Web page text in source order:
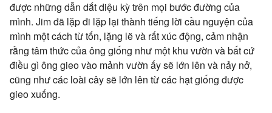
được những dẫn dắt diệu kỳ trên mọi bước đường của
mình. Jim đã lặp đi lặp lại thành tiếng lời cầu nguyện của
mình một cách từ tốn, lặng lẽ và rất xúc động, cảm nhận
rằng tâm thức của ông giống như một khu vườn và bất cứ
điều gì ông gieo vào mảnh vườn ấy sẽ lớn lên và nảy nở,
cũng như các loài cây sẽ lớn lên từ các hạt giống được
gieo xuống.